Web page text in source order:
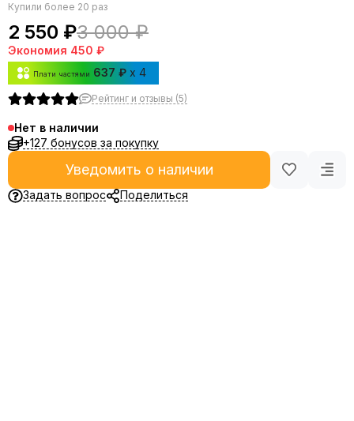
Купили более 20 раз
2 550 ₽3 000 ₽
Экономия 450 ₽
Плати частями 637 ₽ x 4
Рейтинг и отзывы (5)
Нет в наличии
+127 бонусов за покупку
Уведомить о наличии
Задать вопрос Поделиться